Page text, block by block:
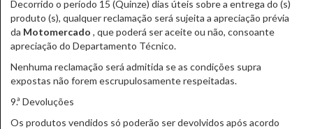
Decorrido o período 15 (Quinze) dias úteis sobre a entrega do (s)
produto (s), qualquer reclamação será sujeita a apreciação prévia
da Motomercado , que poderá ser aceite ou não, consoante
apreciação do Departamento Técnico.
Nenhuma reclamação será admitida se as condições supra
expostas não forem escrupulosamente respeitadas.
9.ª Devoluções
Os produtos vendidos só poderão ser devolvidos após acordo